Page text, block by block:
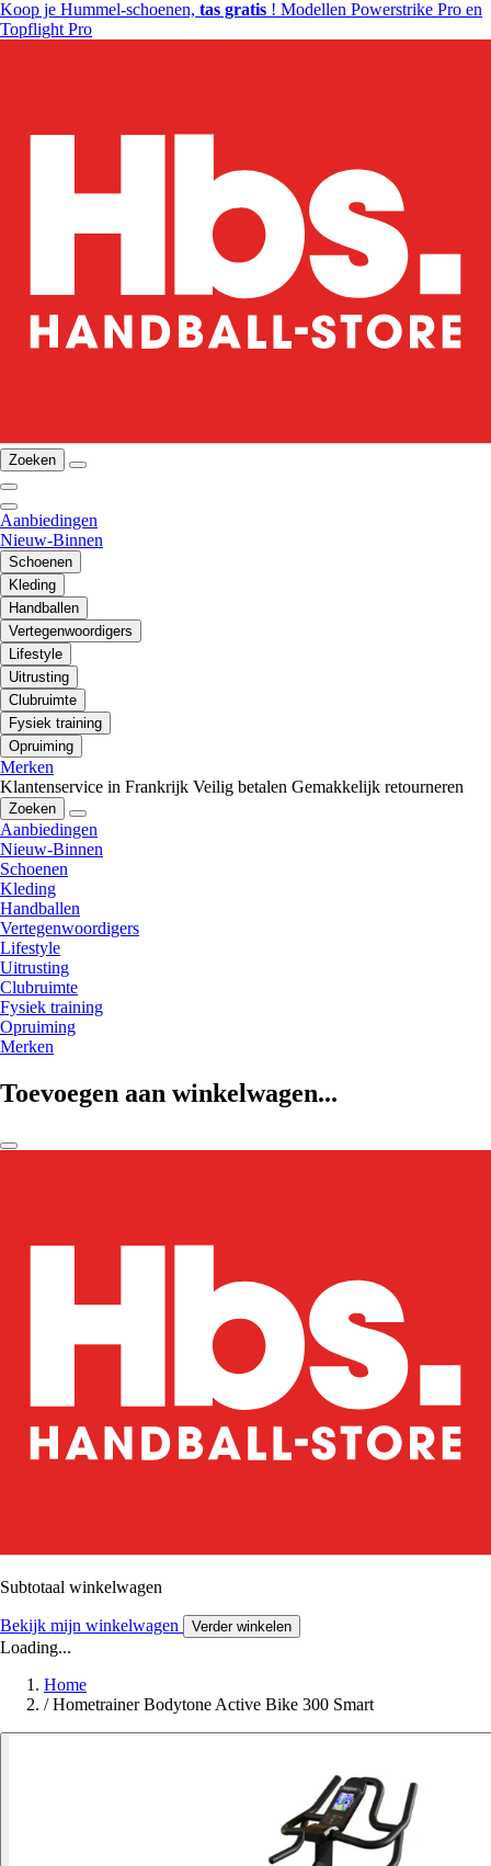
Koop je Hummel-schoenen, tas gratis ! Modellen Powerstrike Pro en
Topflight Pro
Zoeken
Aanbiedingen
Nieuw-Binnen
Schoenen
Kleding
Handballen
Vertegenwoordigers
Lifestyle
Uitrusting
Clubruimte
Fysiek training
Opruiming
Merken
Klantenservice in Frankrijk Veilig betalen Gemakkelijk retourneren
Zoeken
Aanbiedingen
Nieuw-Binnen
Schoenen
Kleding
Handballen
Vertegenwoordigers
Lifestyle
Uitrusting
Clubruimte
Fysiek training
Opruiming
Merken
Toevoegen aan winkelwagen...
Subtotaal winkelwagen
Bekijk mijn winkelwagen Verder winkelen
Loading...
Home
/ Hometrainer Bodytone Active Bike 300 Smart